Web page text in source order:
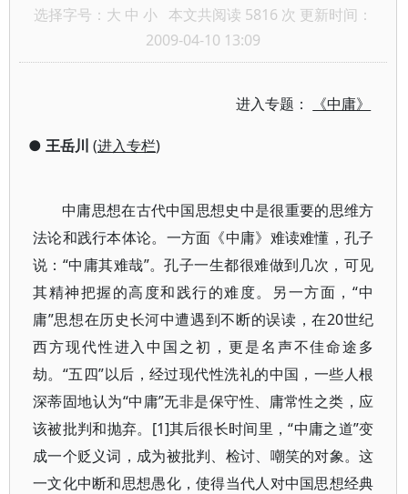
选择字号： 大 中 小 本文共阅读 5816 次 更新时间：
2009-04-10 13:09
进入专题： 《中庸》
● 王岳川 (进入专栏)
中庸思想在古代中国思想史中是很重要的思维方
法论和践行本体论。一方面《中庸》难读难懂，孔子
说：“中庸其难哉”。孔子一生都很难做到几次，可见
其精神把握的高度和践行的难度。另一方面，“中
庸”思想在历史长河中遭遇到不断的误读，在20世纪
西方现代性进入中国之初，更是名声不佳命途多
劫。“五四”以后，经过现代性洗礼的中国，一些人根
深蒂固地认为“中庸”无非是保守性、庸常性之类，应
该被批判和抛弃。[1]其后很长时间里，“中庸之道”变
成一个贬义词，成为被批判、检讨、嘲笑的对象。这
一文化中断和思想愚化，使得当代人对中国思想经典